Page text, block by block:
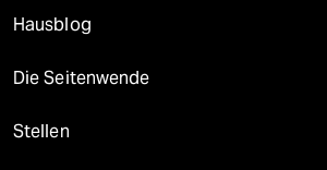
Hausblog
Die Seitenwende
Stellen